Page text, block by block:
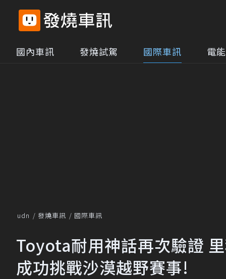
國內車訊 發燒試駕 國際車訊 電
udn 發燒車訊 國際車訊
Toyota耐用神話再次驗證
成功挑戰沙漠越野賽事!